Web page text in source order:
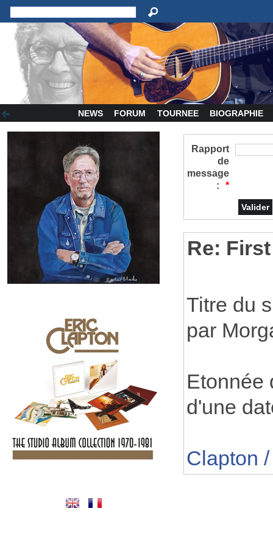
NEWS FORUM TOURNEE BIOGRAPHIE
Rapport
de
message
:
*
Re:
Titre du
par
Etonnée
d'une
Clapton